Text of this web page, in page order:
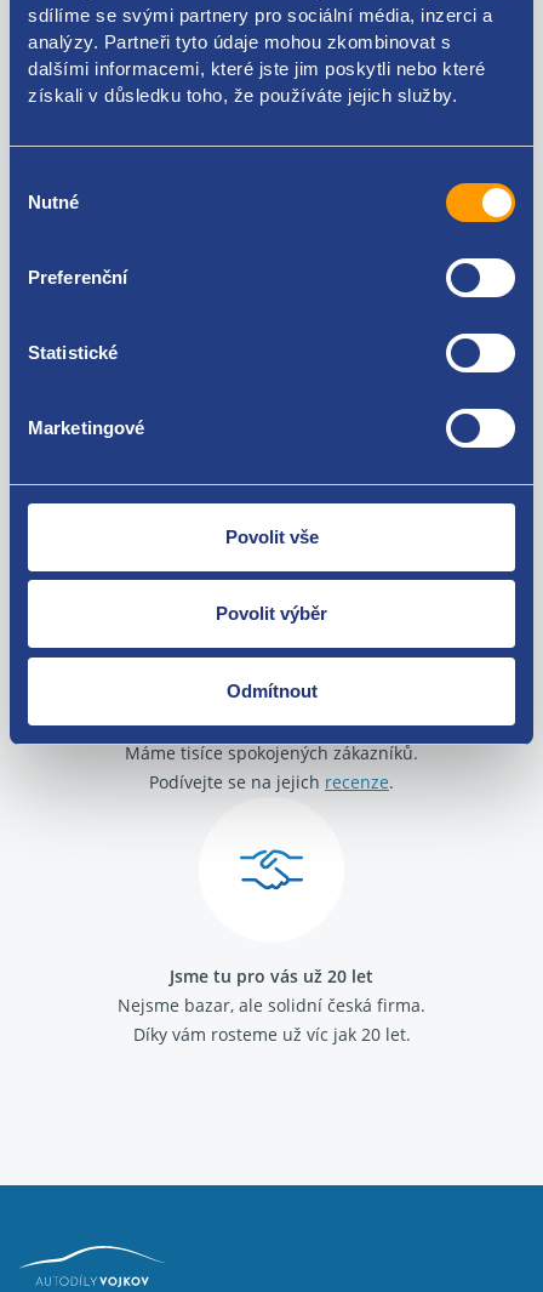
sdílíme se svými partnery pro sociální média, inzerci a
analýzy. Partneři tyto údaje mohou zkombinovat s
dalšími informacemi, které jste jim poskytli nebo které
získali v důsledku toho, že používáte jejich služby.
souhlasu
Nutné
Preferenční
Statistické
Marketingové
Povolit vše
Povolit výběr
Odmítnout
9817612877
Použitelné pro vozy
Zboží můžete vrátit do 60 dnů od
zakoupení. Nebo vám pošleme náhradu.
O své zákazníky se staráme
Máme tisíce spokojených zákazníků.
Podívejte se na jejich recenze.
Jsme tu pro vás už 20 let
Nejsme bazar, ale solidní česká firma.
Díky vám rosteme už víc jak 20 let.